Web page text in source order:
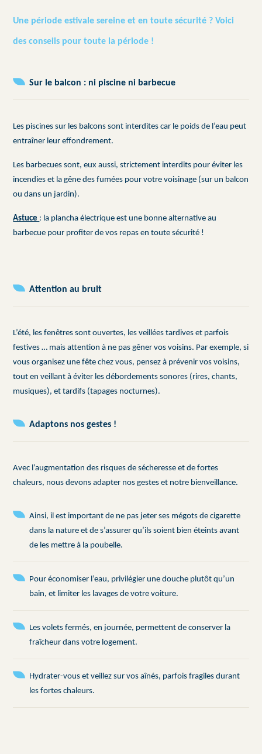
Une période estivale sereine et en toute sécurité ? Voici
des conseils pour toute la période !
Sur le balcon : ni piscine ni barbecue
Les piscines sur les balcons sont interdites car le poids de l’eau peut
entraîner leur effondrement.
Les barbecues sont, eux aussi, strictement interdits pour éviter les
incendies et la gêne des fumées pour votre voisinage (sur un balcon
ou dans un jardin).
Astuce : la plancha électrique est une bonne alternative au
barbecue pour profiter de vos repas en toute sécurité !
Attention au bruit
L’été, les fenêtres sont ouvertes, les veillées tardives et parfois
festives … mais attention à ne pas gêner vos voisins. Par exemple, si
vous organisez une fête chez vous, pensez à prévenir vos voisins,
tout en veillant à éviter les débordements sonores (rires, chants,
musiques), et tardifs (tapages nocturnes).
Adaptons nos gestes !
Avec l’augmentation des risques de sécheresse et de fortes
chaleurs, nous devons adapter nos gestes et notre bienveillance.
Ainsi, il est important de ne pas jeter ses mégots de cigarette
dans la nature et de s’assurer qu’ils soient bien éteints avant
de les mettre à la poubelle.
Pour économiser l’eau, privilégier une douche plutôt qu’un
bain, et limiter les lavages de votre voiture.
Les volets fermés, en journée, permettent de conserver la
fraîcheur dans votre logement.
Hydrater-vous et veillez sur vos aînés, parfois fragiles durant
les fortes chaleurs.